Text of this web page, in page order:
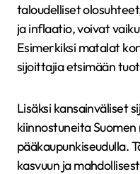
taloudelliset
ja inflaatio, voivat
Esimerkiksi matalat
sijoittajia etsimään
Lisäksi kansainväliset
kiinnostuneita
pääkaupunkiseudulla.
kasvuun ja